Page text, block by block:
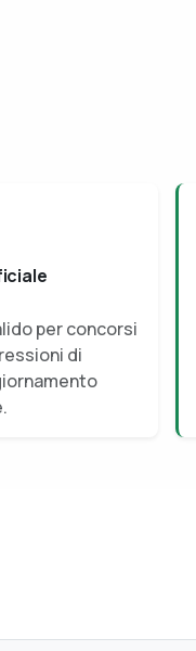
per concorsi
di